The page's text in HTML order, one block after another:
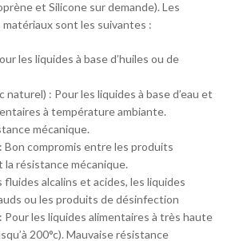
et Silicone sur demande). Les
sont les suivantes :
les liquides à base d’huiles ou de
naturel) : Pour les liquides à base d’eau et
à température ambiante.
mécanique.
Bon compromis entre les produits
résistance mécanique.
fluides alcalins et acides, les liquides
ou les produits de désinfection
Pour les liquides alimentaires à très haute
200°c). Mauvaise résistance